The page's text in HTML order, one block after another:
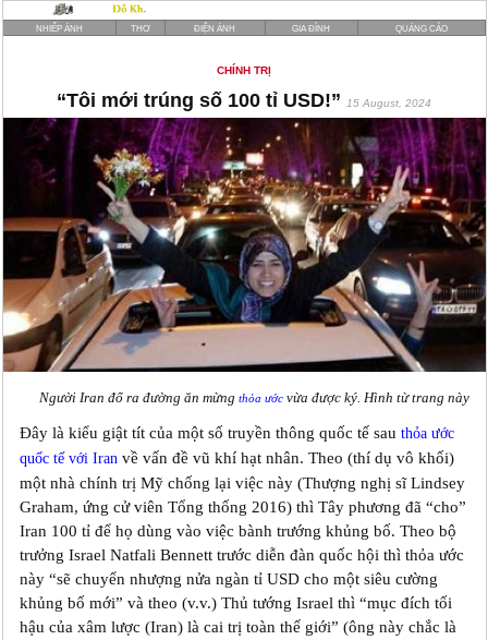
NHIẾP ẢNH THƠ ĐIỆN ẢNH GIA ĐÌNH QUẢNG CÁO
CHÍNH TRỊ
“Tôi mới trúng số 100 tỉ USD!” 15 August, 2024
Người Iran đổ ra đường ăn mừng thỏa ướcvừa được ký. Hình từ trang này
Đây là kiểu giật tít của một số truyền thông quốc tế sau thỏa ước
quốc tế với Iran về vấn đề vũ khí hạt nhân. Theo (thí dụ vô khối)
một nhà chính trị Mỹ chống lại việc này (Thượng nghị sĩ Lindsey
Graham, ứng cử viên Tổng thống 2016) thì Tây phương đã “cho”
Iran 100 tỉ để họ dùng vào việc bành trướng khủng bố. Theo bộ
trưởng Israel Natfali Bennett trước diễn đàn quốc hội thì thỏa ước
này “sẽ chuyển nhượng nửa ngàn tỉ USD cho một siêu cường
khủng bố mới” và theo (v.v.) Thủ tướng Israel thì “mục đích tối
hậu của xâm lược (Iran) là cai trị toàn thế giới” (ông này chắc là